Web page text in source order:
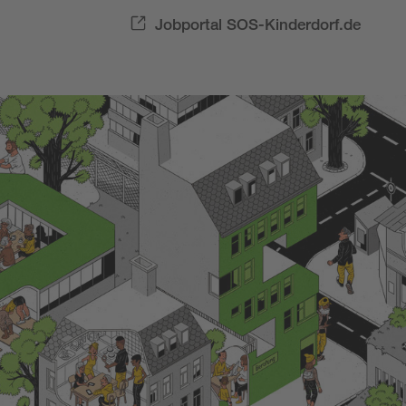
Jobportal SOS-Kinderdorf.de